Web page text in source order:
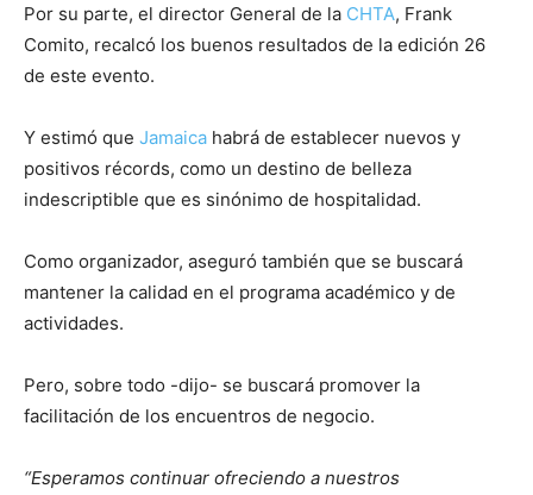
Por su parte, el director General de la CHTA, Frank
Comito, recalcó los buenos resultados de la edición 26
de este evento.
Y estimó que Jamaica habrá de establecer nuevos y
positivos récords, como un destino de belleza
indescriptible que es sinónimo de hospitalidad.
Como organizador, aseguró también que se buscará
mantener la calidad en el programa académico y de
actividades.
Pero, sobre todo -dijo- se buscará promover la
facilitación de los encuentros de negocio.
“Esperamos continuar ofreciendo a nuestros